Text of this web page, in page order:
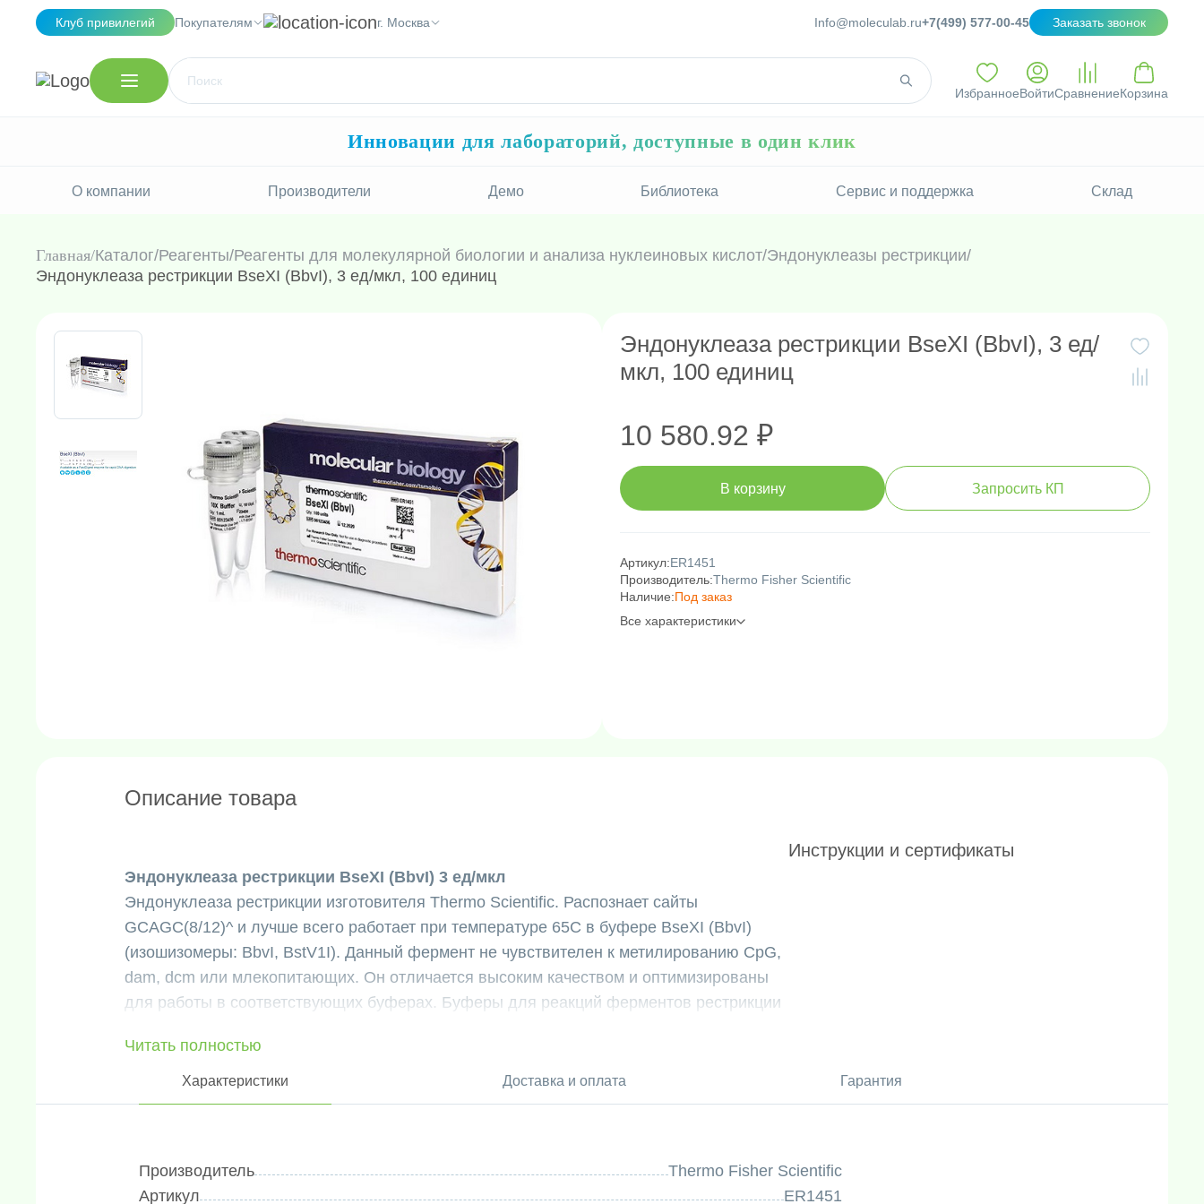
Клуб привилегий Покупателям г. Москва Info@moleculab.ru+7(499) 577-00-45 Заказать звонок
ИзбранноеВойтиСравнениеКорзина
Инновации для лабораторий, доступные в один клик
О компании Производители Демо Библиотека Сервис и поддержка Склад
Главная Каталог/Реагенты/Реагенты для молекулярной биологии и анализа нуклеиновых кислот/Эндонуклеазы рестрикции/
Эндонуклеаза рестрикции BseXI (BbvI), 3 ед/мкл, 100 единиц
Эндонуклеаза рестрикции BseXI (BbvI), 3 ед/
мкл, 100 единиц
10 580.92 ₽
В корзину Запросить КП
Артикул:ER1451
Производитель:Thermo Fisher Scientific
Наличие:Под заказ
Все характеристики
Описание товара
Эндонуклеаза рестрикции BseXI (BbvI) 3 ед/мкл
Эндонуклеаза рестрикции изготовителя Thermo Scientific. Распознает сайты
GCAGC(8/12)^ и лучше всего работает при температуре 65C в буфере BseXI (BbvI)
(изошизомеры: BbvI, BstV1I). Данный фермент не чувствителен к метилированию CpG,
dam, dcm или млекопитающих. Он отличается высоким качеством и оптимизированы
для работы в соответствующих буферах. Буферы для реакций ферментов рестрикции
стабильность ферментов и связывающий примеси, которые могут присутствовать в
препаратах ДНК. Основные применения фермента BseXI (BbvI) включают
молекулярное клонирование, картографирование сайтов рестрикции,
Место узнавания для BseXI (BbvI): 5'GCAGCN8↓3' и 3'CGTCGN12↑5'
Читать полностью
Инструкции и сертификаты
Характеристики Доставка и оплата Гарантия
Производитель
Thermo Fisher Scientific
Артикул
ER1451